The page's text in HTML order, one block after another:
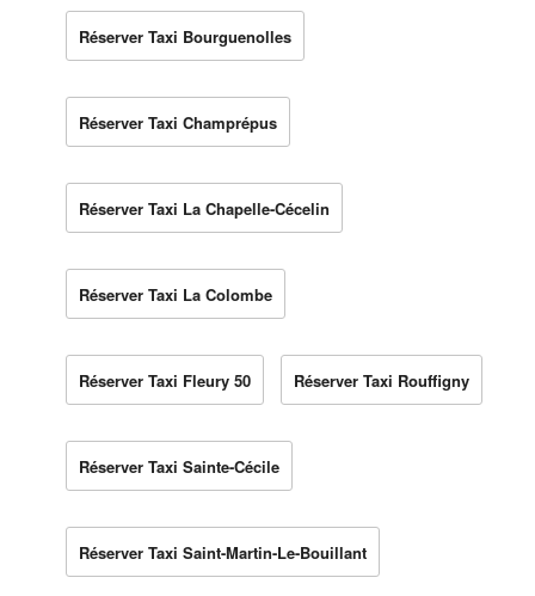
Réserver Taxi Bourguenolles
Réserver Taxi Champrépus
Réserver Taxi La Chapelle-Cécelin
Réserver Taxi La Colombe
Réserver Taxi Fleury 50 Réserver Taxi Rouffigny
Réserver Taxi Sainte-Cécile
Réserver Taxi Saint-Martin-Le-Bouillant